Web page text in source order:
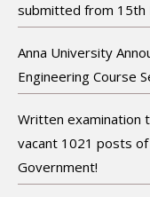
submitted from 15th
Anna University
Engineering Course
Written examination
vacant 1021 posts
Government!